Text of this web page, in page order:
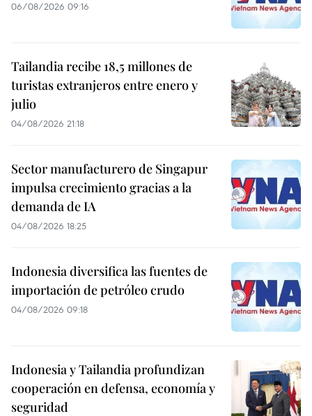
06/08/2026 09:16
Tailandia recibe 18,5 millones de
turistas extranjeros entre enero y
julio
04/08/2026 21:18
Sector manufacturero de Singapur
impulsa crecimiento gracias a la
demanda de IA
04/08/2026 18:25
Indonesia diversifica las fuentes de
importación de petróleo crudo
04/08/2026 09:18
Indonesia y Tailandia profundizan
cooperación en defensa, economía y
seguridad